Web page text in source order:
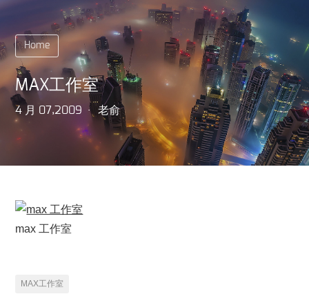
Home
MAX工作室
4 月 07,2009 老俞
max 工作室
MAX工作室